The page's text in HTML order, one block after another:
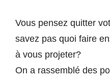
Vous pensez quitter
savez pas quoi faire
à vous projeter?
On a rassemblé des